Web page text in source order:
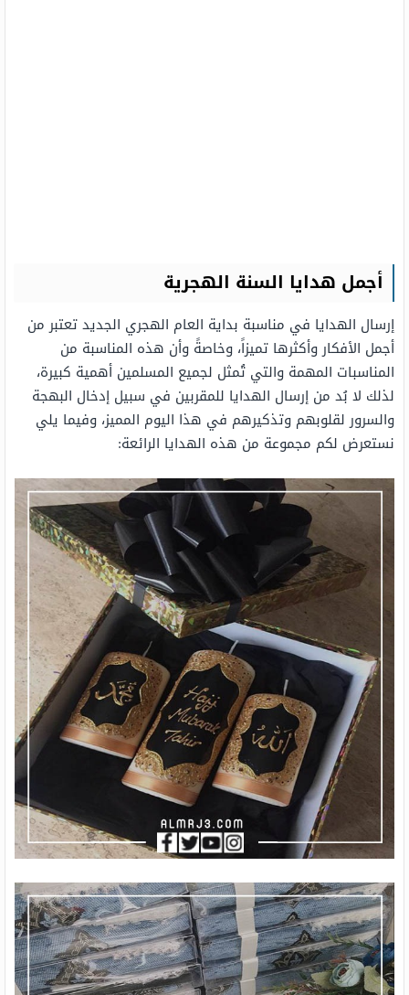
أجمل هدايا السنة الهجرية
إرسال الهدايا في مناسبة بداية العام الهجري الجديد تعتبر من
أجمل الأفكار وأكثرها تميزاً، وخاصةً وأن هذه المناسبة من
المناسبات المهمة والتي تُمثل لجميع المسلمين أهمية كبيرة،
لذلك لا بُد من إرسال الهدايا للمقربين في سبيل إدخال البهجة
والسرور لقلوبهم وتذكيرهم في هذا اليوم المميز، وفيما يلي
نستعرض لكم مجموعة من هذه الهدايا الرائعة: